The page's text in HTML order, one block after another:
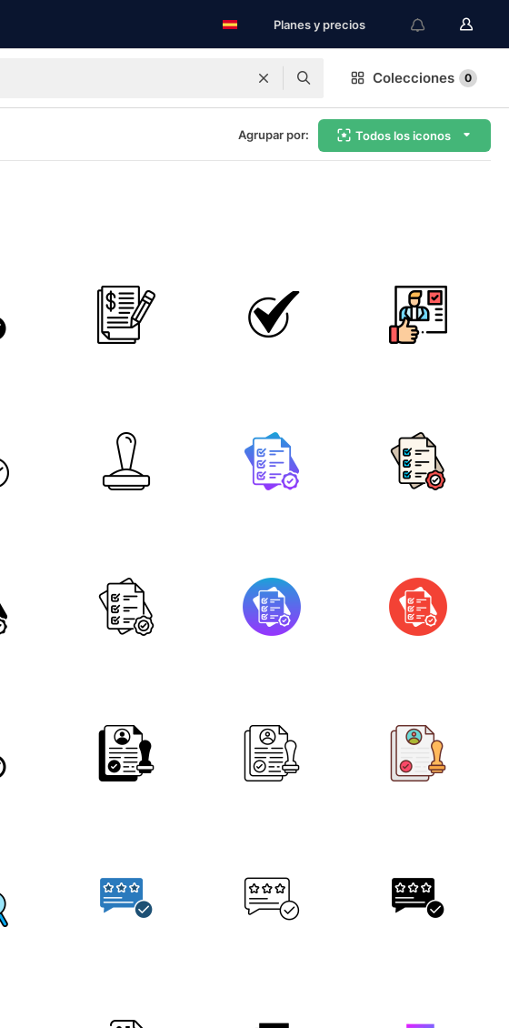
Planes y precios
Colecciones 0
Agrupar por: Todos los iconos